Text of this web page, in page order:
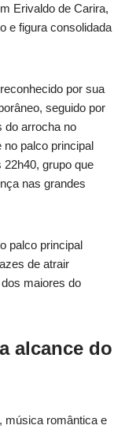
Erivaldo de Carira,
e figura consolidada
por sua
seguido por
do arrocha no
no palco principal
grupo que
nas grandes
palco principal
de atrair
maiores do
alcance do
música romântica e